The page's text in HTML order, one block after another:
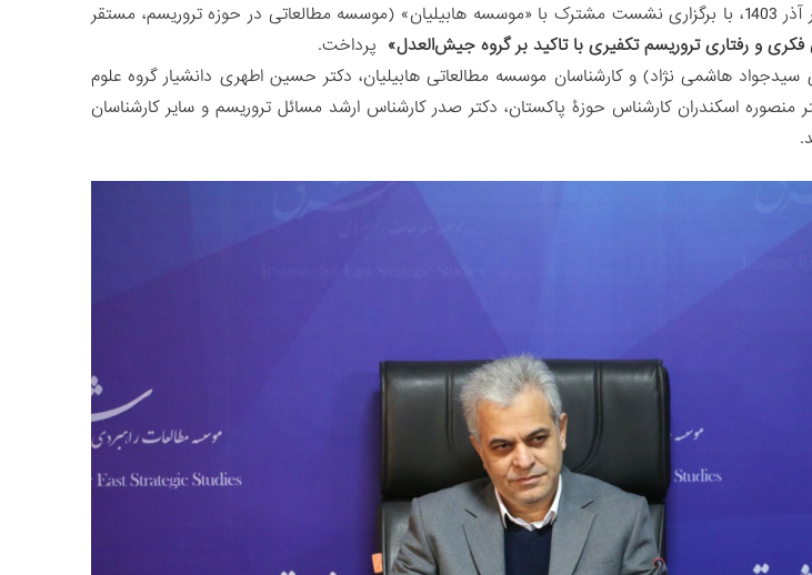
در آذر 1403، با برگزاری نشست مشترک با «موسسه هابیلیان» (موسسه مطالعاتی در حوزه تروریسم، مستقر
فکری و رفتاری تروریسم تکفیریبا تاکید بر گروه جیش‌العدل» پرداخت.
هاشمی نژاد) و کارشناسان موسسه مطالعاتی هابیلیان، دکتر حسین اطهری دانشیار گروه علوم
اسکندران کارشناس حوزۀ پاکستان، دکتر صدر کارشناس ارشد مسائل تروریسم و سایر کارشناسان